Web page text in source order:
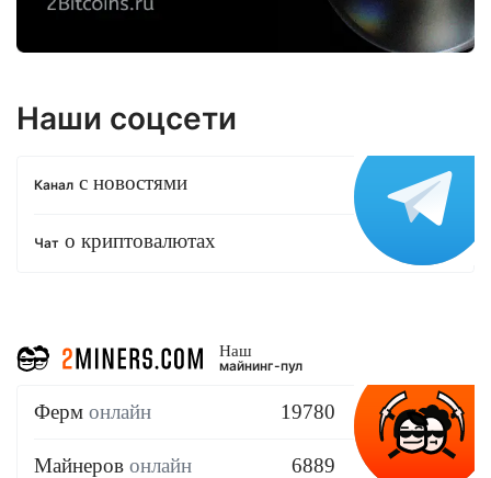
Наши соцсети
Канал с новостями
Чат о криптовалютах
Наш
майнинг-пул
Ферм онлайн 19780
Майнеров онлайн 6889